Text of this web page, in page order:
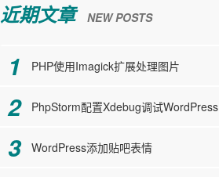
近期文章 NEW POSTS
PHP使用Imagick扩展处理图片
PhpStorm配置Xdebug调试WordPress
WordPress添加贴吧表情